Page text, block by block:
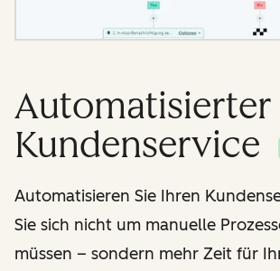
Automatisierter
Kundenservice
Automatisieren Sie Ihren
Sie sich nicht um manuelle
müssen – sondern mehr Zeit für